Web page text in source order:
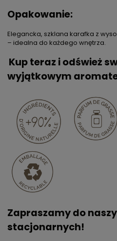
Opakowanie:
Elegancka, szklana karafka z
– idealna do każdego wnętrza.
Kup teraz i odśwież
wyjątkowym
Zapraszamy do
stacjonarnych!